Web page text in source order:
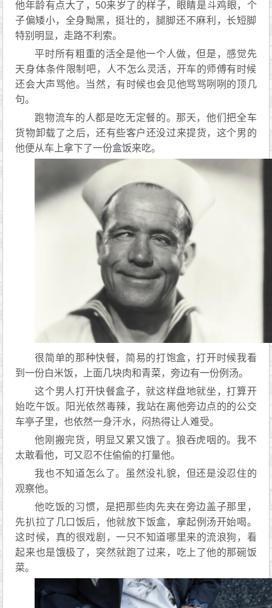
他年龄有点大了，50来岁了的样子，眼睛‬是‬斗鸡眼，个
子偏矮小，全身黝黑，挺壮的，腿脚‬还不麻利‬，长短脚‬
特别‬明显‬，走路‬不利索‬。
平时所有粗重的活全是他一个人做，但是，感觉先
天‬身体‬条件‬限制‬吧‬，人‬不怎么灵活，开车的师傅有时候‬
还会大声骂他。当然，有时候也会见他骂骂咧咧的顶几
句。
跑物流车的人都是吃无定餐的。那天，他们把全车
货物卸载了之后，还有些客户还没过来提货，这个男的
他便从车上拿下了一份盒饭来吃。
很简单的那种快餐，简易的打饱盒，打开时候我看
到一份白米饭，上面几块肉和青菜，旁边有一份例汤。
这个男人打开快餐盒子，就这样盘地就坐，打算开
始吃午饭。阳光依然毒辣，我站在离他旁边点的的公交
车亭子里，也依然一身汗水，闷热得让人难受。
他刚搬完货，明显又累又饿了。狼吞虎咽的。我不
太敢看他，可又忍不住偷偷的打量他。
我也不知道怎么了。虽然没礼貌，但还是没忍住的
观察他。
他吃饭的习惯，是把那些肉先夹在旁边盖子那里，
先扒拉了几口饭后，他就放下饭盒，拿起例汤开始喝。
这时候，真的很戏剧，一只不知道哪里来的流浪狗，看
起来也是饿极了，突然就跑了过来，吃上了他的那碗饭
菜。